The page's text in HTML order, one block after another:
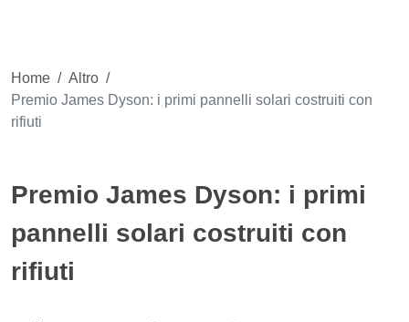
Home / Altro /
Premio James Dyson: i primi pannelli solari costruiti con
rifiuti
Premio James Dyson: i primi
pannelli solari costruiti con
rifiuti